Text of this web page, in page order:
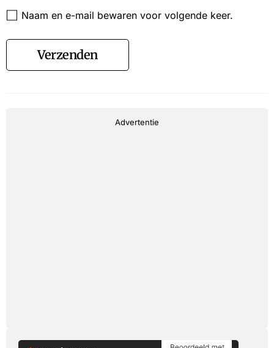
Naam en e-mail bewaren voor volgende keer.
Verzenden
Advertentie